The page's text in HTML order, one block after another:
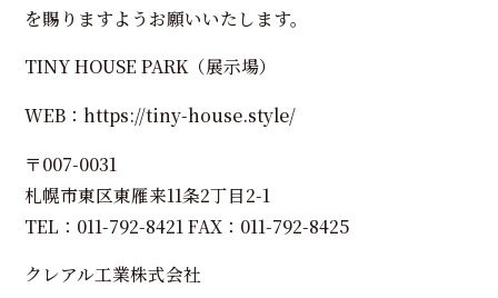
を賜りますようお願いいたします。
TINY HOUSE PARK（展示場）
WEB：https://tiny-house.style/
〒007-0031
札幌市東区東雁来11条2丁目2-1
TEL：011-792-8421 FAX：011-792-8425
クレアル工業株式会社